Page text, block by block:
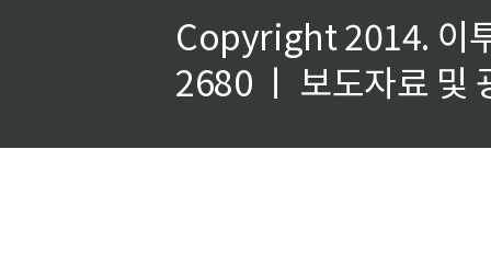
Copyright 2014. 이
2680 ㅣ 보도자료